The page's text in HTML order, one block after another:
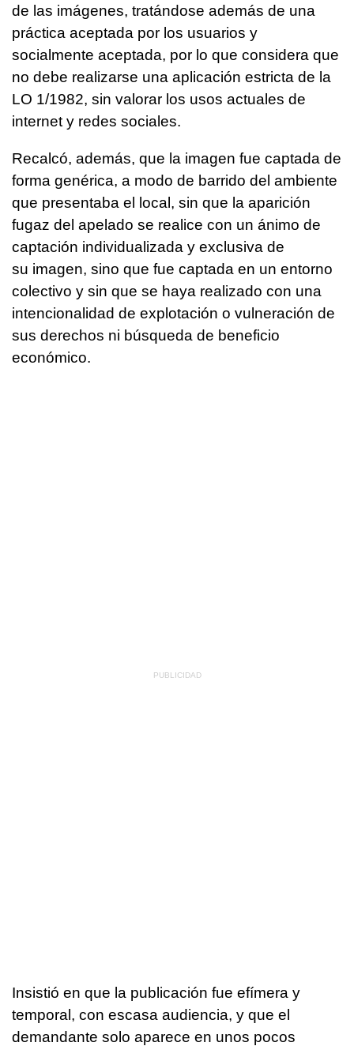
de las imágenes, tratándose además de una
práctica aceptada por los usuarios y
socialmente aceptada, por lo que considera que
no debe realizarse una aplicación estricta de la
LO 1/1982, sin valorar los usos actuales de
internet y redes sociales.
Recalcó, además, que la imagen fue captada de
forma genérica, a modo de barrido del ambiente
que presentaba el local, sin que la aparición
fugaz del apelado se realice con un ánimo de
captación individualizada y exclusiva de
su imagen, sino que fue captada en un entorno
colectivo y sin que se haya realizado con una
intencionalidad de explotación o vulneración de
sus derechos ni búsqueda de beneficio
económico.
Insistió en que la publicación fue efímera y
temporal, con escasa audiencia, y que el
demandante solo aparece en unos pocos